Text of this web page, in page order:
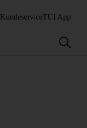
KundeserviceTUI App